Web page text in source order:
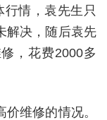
行情，袁先生只
解决，随后袁先
，花费2000多
维修的情况。